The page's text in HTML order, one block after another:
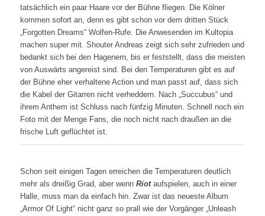
tatsächlich ein paar Haare vor der Bühne fliegen. Die Kölner
kommen sofort an, denn es gibt schon vor dem dritten Stück
„Forgotten Dreams“ Wolfen-Rufe. Die Anwesenden im Kultopia
machen super mit. Shouter Andreas zeigt sich sehr zufrieden und
bedankt sich bei den Hagenern, bis er feststellt, dass die meisten
von Auswärts angereist sind. Bei den Temperaturen gibt es auf
der Bühne eher verhaltene Action und man passt auf, dass sich
die Kabel der Gitarren nicht verheddern. Nach „Succubus“ und
ihrem Anthem ist Schluss nach fünfzig Minuten. Schnell noch ein
Foto mit der Menge Fans, die noch nicht nach draußen an die
frische Luft geflüchtet ist.
Schon seit einigen Tagen erreichen die Temperaturen deutlich
mehr als dreißig Grad, aber wenn Riotaufspielen, auch in einer
Halle, muss man da einfach hin. Zwar ist das neueste Album
„Armor Of Light“ nicht ganz so prall wie der Vorgänger „Unleash